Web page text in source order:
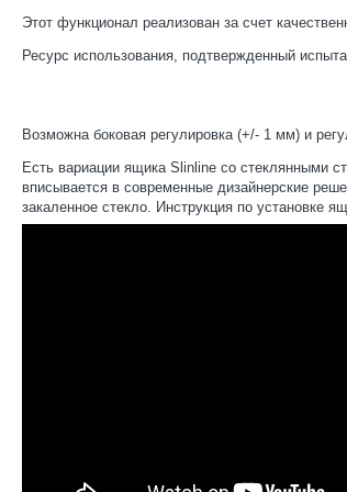
Этот функционал реализован за счет
Ресурс использования, подтвержденный
Возможна боковая регулировка (+/- 1 мм) и
Есть вариации ящика Slinline со стеклянными
вписывается в современные дизайнерские
закаленное стекло. Инструкция по установке